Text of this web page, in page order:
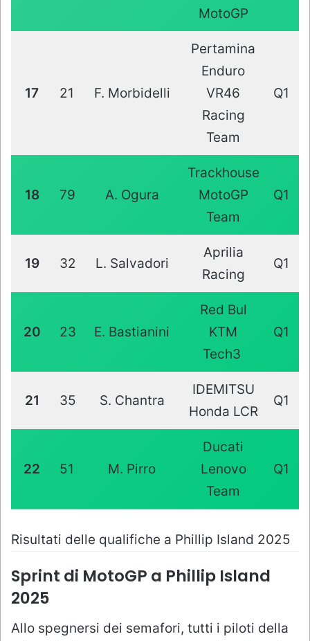
MotoGP
17 21 F. Morbidelli
Pertamina
Enduro
VR46
Racing
Team
Q1
18 79 A. Ogura
Trackhouse
MotoGP
Team
Q1
19 32 L. Salvadori
Aprilia
Racing
Q1
20 23 E. Bastianini
Red Bul
KTM
Tech3
Q1
21 35 S. Chantra
IDEMITSU
Honda LCR
Q1
22 51 M. Pirro
Ducati
Lenovo
Team
Q1
Risultati delle qualifiche a Phillip Island 2025
Sprint di MotoGP a Phillip Island
2025
Allo spegnersi dei semafori, tutti i piloti della